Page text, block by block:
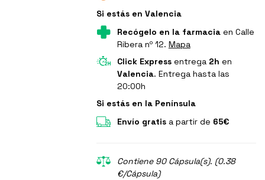
Si estás en Valencia
Recógelo en la farmaciaen Calle
Ribera nº 12. Mapa
Click Expressentrega 2h en
Valencia. Entrega hasta las
20:00h
Si estás en la Península
Envío gratisa partir de 65€
Contiene 90 Cápsula(s). (0.38
€/Cápsula)